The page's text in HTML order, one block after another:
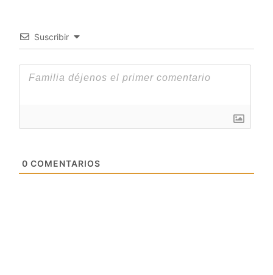
Suscribir
0 COMENTARIOS